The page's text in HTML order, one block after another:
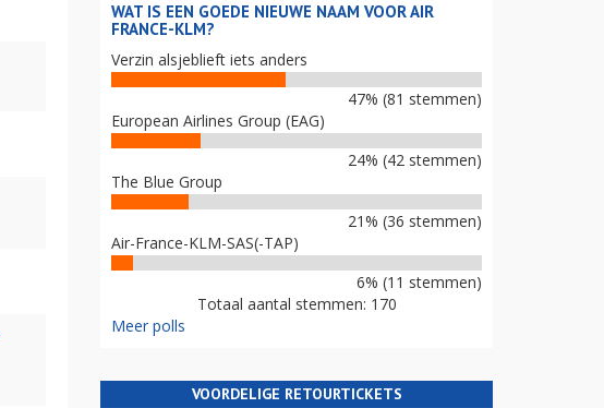
WAT IS EEN GOEDE NIEUWE NAAM VOOR AIR
FRANCE-KLM?
Verzin alsjeblieft iets anders
47% (81 stemmen)
European Airlines Group (EAG)
24% (42 stemmen)
The Blue Group
21% (36 stemmen)
Air-France-KLM-SAS(-TAP)
6% (11 stemmen)
Totaal aantal stemmen: 170
Meer polls
VOORDELIGE RETOURTICKETS